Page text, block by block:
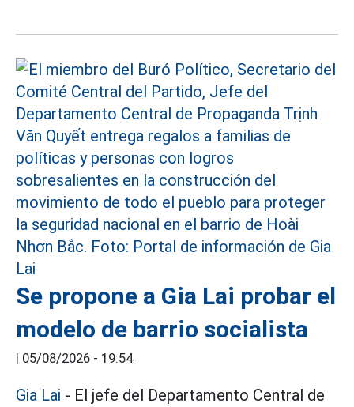
Se propone a Gia Lai probar el
modelo de barrio socialista
| 05/08/2026 - 19:54
Gia Lai - El jefe del Departamento Central de